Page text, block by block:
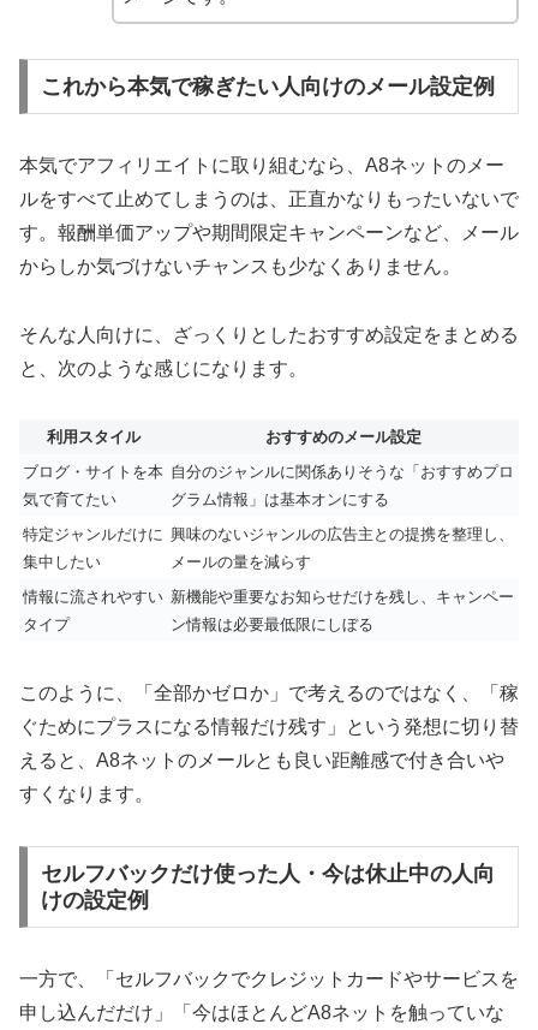
これから本気で稼ぎたい人向けのメール設定例
本気でアフィリエイトに取り組むなら、A8ネットのメー
ルをすべて止めてしまうのは、正直かなりもったいないで
す。報酬単価アップや期間限定キャンペーンなど、メール
からしか気づけないチャンスも少なくありません。
そんな人向けに、ざっくりとしたおすすめ設定をまとめる
と、次のような感じになります。
利用スタイル
おすすめのメール設定
ブログ・サイトを本
気で育てたい
自分のジャンルに関係ありそうな「おすすめプロ
グラム情報」は基本オンにする
特定ジャンルだけに
集中したい
興味のないジャンルの広告主との提携を整理し、
メールの量を減らす
情報に流されやすい
タイプ
新機能や重要なお知らせだけを残し、キャンペー
ン情報は必要最低限にしぼる
このように、「全部かゼロか」で考えるのではなく、「稼
ぐためにプラスになる情報だけ残す」という発想に切り替
えると、A8ネットのメールとも良い距離感で付き合いや
すくなります。
セルフバックだけ使った人・今は休止中の人向
けの設定例
一方で、「セルフバックでクレジットカードやサービスを
申し込んだだけ」「今はほとんどA8ネットを触っていな